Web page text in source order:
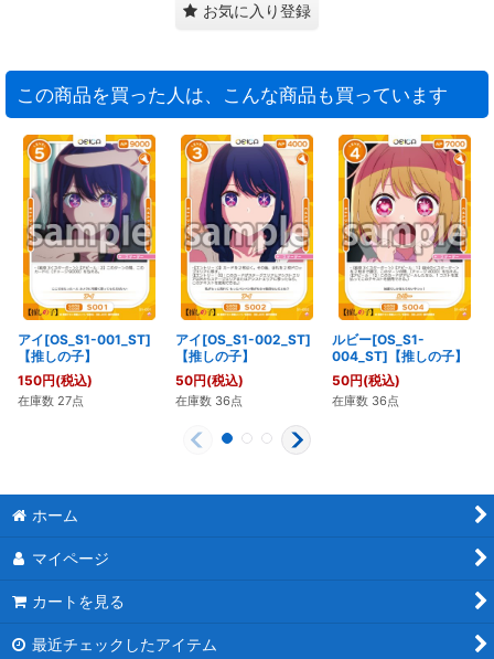
お気に入り登録
この商品を買った人は、こんな商品も買っています
アイ[OS_S1-001_ST]
【推しの子】
150円(税込)
在庫数 27点
アイ[OS_S1-002_ST]
【推しの子】
50円(税込)
在庫数 36点
ルビー[OS_S1-
004_ST]【推しの子】
50円(税込)
在庫数 36点
ホーム
マイページ
カートを見る
最近チェックしたアイテム